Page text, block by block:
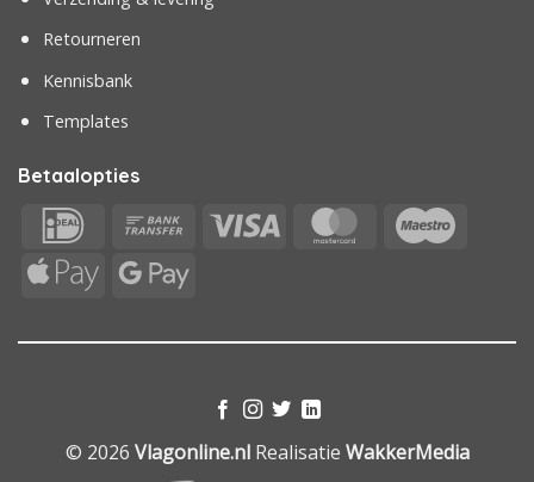
Retourneren
Kennisbank
Templates
Betaalopties
IDeal
Bank
Visa MasterCard
Apple
Google
© 2026 Vlagonline.nlRealisatie WakkerMedia